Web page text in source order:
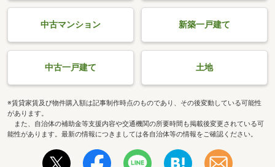
中古マンション 新築一戸建て
中古一戸建て 土地
※賃貸家賃及び物件購入額は記事制作時点のものであり、その後変動している可能性
があります。
また、自治体の補助金等支援内容や交通機関の所要時間も掲載後変更されている可
能性があります。最新の情報につきましては各自治体等の情報をご確認ください。